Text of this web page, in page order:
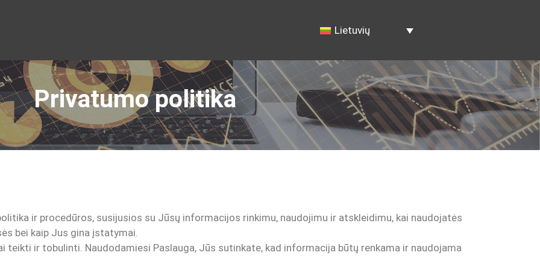
Lietuvių
Privatumo politika
ir procedūros, susijusios su Jūsų informacijos rinkimu, naudojimu ir atskleidimu, kai naudojatės
bei kaip Jus gina įstatymai.
teikti ir tobulinti. Naudodamiesi Paslauga, Jūs sutinkate, kad informacija būtų renkama ir naudojama